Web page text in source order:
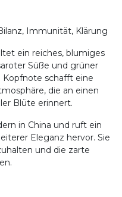
Immunität, Klärung
ein reiches, blumiges
Süße und grüner
Kopfnote schafft eine
die an einen
Blüte erinnert.
in China und ruft ein
Eleganz hervor. Sie
und die zarte